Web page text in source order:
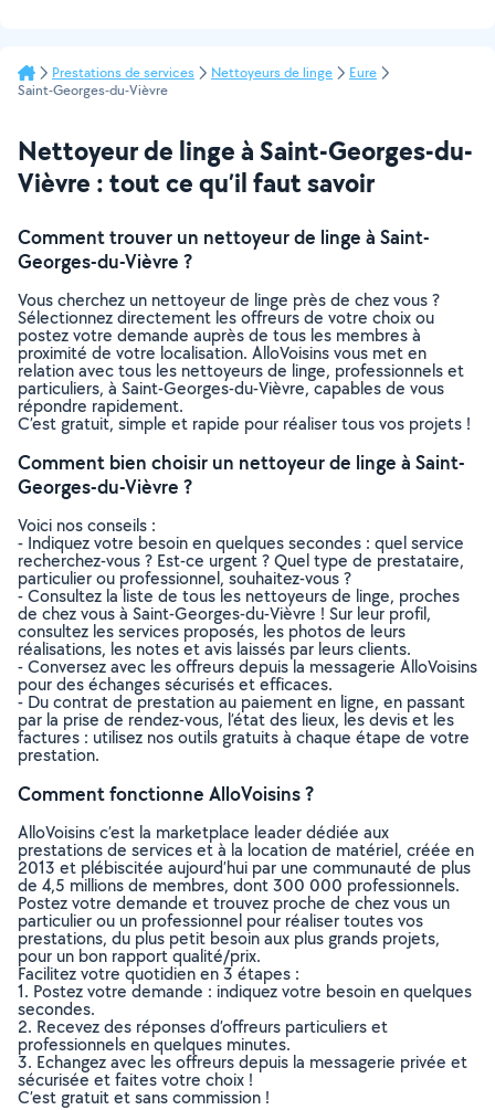
Prestations de services Nettoyeurs de linge
Eure
Saint-Georges-du-Vièvre
Nettoyeur de linge à Saint-Georges-du-
Vièvre : tout ce qu’il faut savoir
Comment trouver un nettoyeur de linge à Saint-
Georges-du-Vièvre ?
Vous cherchez un nettoyeur de linge près de chez vous ?
Sélectionnez directement les offreurs de votre choix ou
postez votre demande auprès de tous les membres à
proximité de votre localisation. AlloVoisins vous met en
relation avec tous les nettoyeurs de linge, professionnels et
particuliers, à Saint-Georges-du-Vièvre, capables de vous
répondre rapidement.
C’est gratuit, simple et rapide pour réaliser tous vos projets !
Comment bien choisir un nettoyeur de linge à Saint-
Georges-du-Vièvre ?
Voici nos conseils :
- Indiquez votre besoin en quelques secondes : quel service
recherchez-vous ? Est-ce urgent ? Quel type de prestataire,
particulier ou professionnel, souhaitez-vous ?
- Consultez la liste de tous les nettoyeurs de linge, proches
de chez vous à Saint-Georges-du-Vièvre ! Sur leur profil,
consultez les services proposés, les photos de leurs
réalisations, les notes et avis laissés par leurs clients.
- Conversez avec les offreurs depuis la messagerie AlloVoisins
pour des échanges sécurisés et efficaces.
- Du contrat de prestation au paiement en ligne, en passant
par la prise de rendez-vous, l’état des lieux, les devis et les
factures : utilisez nos outils gratuits à chaque étape de votre
prestation.
Comment fonctionne AlloVoisins ?
AlloVoisins c’est la marketplace leader dédiée aux
prestations de services et à la location de matériel, créée en
2013 et plébiscitée aujourd’hui par une communauté de plus
de 4,5 millions de membres, dont 300 000 professionnels.
Postez votre demande et trouvez proche de chez vous un
particulier ou un professionnel pour réaliser toutes vos
prestations, du plus petit besoin aux plus grands projets,
pour un bon rapport qualité/prix.
Facilitez votre quotidien en 3 étapes :
1. Postez votre demande : indiquez votre besoin en quelques
secondes.
2. Recevez des réponses d’offreurs particuliers et
professionnels en quelques minutes.
3. Echangez avec les offreurs depuis la messagerie privée et
sécurisée et faites votre choix !
C’est gratuit et sans commission !